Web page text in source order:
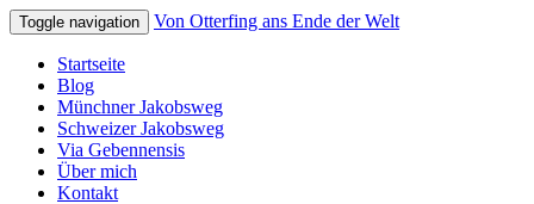
Toggle navigation Von Otterfing ans Ende der Welt
Startseite
Blog
Münchner Jakobsweg
Schweizer Jakobsweg
Via Gebennensis
Über mich
Kontakt